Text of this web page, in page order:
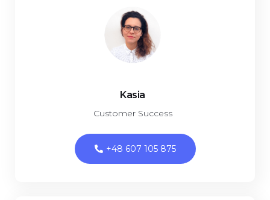
Kasia
Customer Success
+48 607 105 875